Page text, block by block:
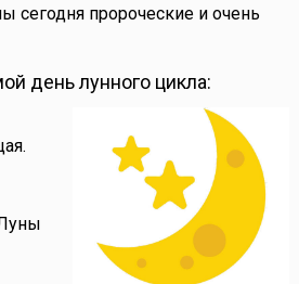
сегодня пророческие и очень
день лунного цикла: